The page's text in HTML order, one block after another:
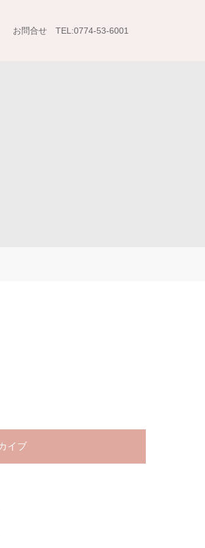
お問合せ TEL:0774-53-6001
イブ